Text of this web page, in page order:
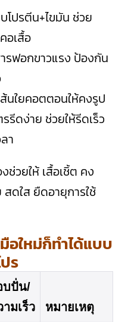
โปรตีน+ไขมัน ช่วย
อเสื้อ
รฟอกขาวแรง ป้องกัน
นใยคอตตอนให้คงรูป
รีดง่าย ช่วยให้รีดเร็ว
า
วยให้ เสื้อเชิ้ต คง
ดใส ยืดอายุการใช้
อใหม่ก็ทำได้แบบ
ร
บปั่น/
ามเร็ว
หมายเหตุ